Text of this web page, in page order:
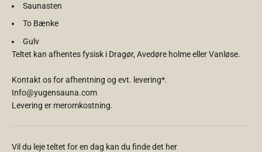
Saunasten
To Bænke
Gulv
Teltet kan afhentes fysisk i Dragør, Avedøre holme eller Vanløse.
Kontakt os for afhentning og evt. levering*.
Info@yugensauna.com
Levering er meromkostning.
Vil du leje teltet for en dag kan du finde det her